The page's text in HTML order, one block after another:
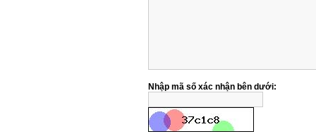
Nhập mã số xác nhận bên dưới: